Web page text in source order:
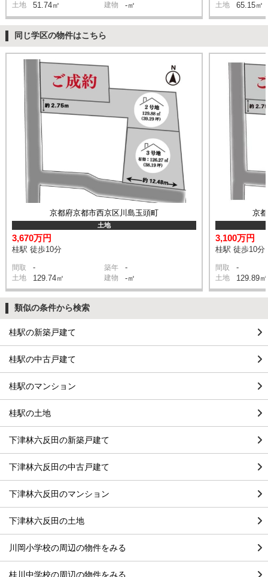
土地 51.74㎡ 建物 -㎡ 土地 65.15㎡
同じ学区の物件はこちら
京都府京都市西京区川島玉頭町
土地
3,670万円
桂駅 徒歩10分
間取 - 築年 -
土地 129.74㎡ 建物 -㎡
京
3,100万円
桂駅 徒歩10分
間取 -
土地 129.89㎡
類似の条件から検索
桂駅の新築戸建て
桂駅の中古戸建て
桂駅のマンション
桂駅の土地
下津林六反田の新築戸建て
下津林六反田の中古戸建て
下津林六反田のマンション
下津林六反田の土地
川岡小学校の周辺の物件をみる
桂川中学校の周辺の物件をみる